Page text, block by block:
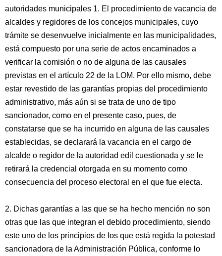
autoridades municipales 1. El procedimiento de vacancia de
alcaldes y regidores de los concejos municipales, cuyo
trámite se desenvuelve inicialmente en las municipalidades,
está compuesto por una serie de actos encaminados a
verificar la comisión o no de alguna de las causales
previstas en el artículo 22 de la LOM. Por ello mismo, debe
estar revestido de las garantías propias del procedimiento
administrativo, más aún si se trata de uno de tipo
sancionador, como en el presente caso, pues, de
constatarse que se ha incurrido en alguna de las causales
establecidas, se declarará la vacancia en el cargo de
alcalde o regidor de la autoridad edil cuestionada y se le
retirará la credencial otorgada en su momento como
consecuencia del proceso electoral en el que fue electa.
2. Dichas garantías a las que se ha hecho mención no son
otras que las que integran el debido procedimiento, siendo
este uno de los principios de los que está regida la potestad
sancionadora de la Administración Pública, conforme lo